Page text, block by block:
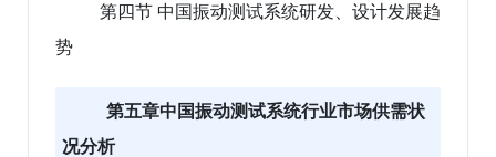
第四节 中国振动测试系统研发、设计发展趋
势
第五章中国振动测试系统行业市场供需状
况分析